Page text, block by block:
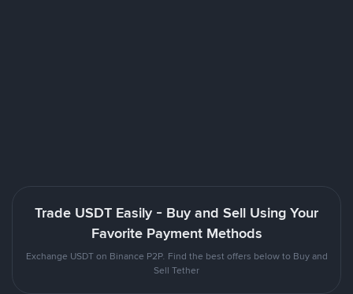
Trade USDT Easily - Buy and Sell Using Your
Favorite Payment Methods
Exchange USDT on Binance P2P. Find the best offers below to Buy and
Sell Tether